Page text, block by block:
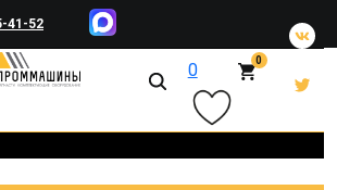
41-52
45-83 0 0